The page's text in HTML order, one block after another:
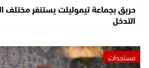
حريق بجماعة تيموليلت يستنفر
التدخل
مستجدات